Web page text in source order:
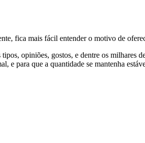
fica mais fácil entender o motivo de
opiniões, gostos, e dentre os milhares
e para que a quantidade se mantenha